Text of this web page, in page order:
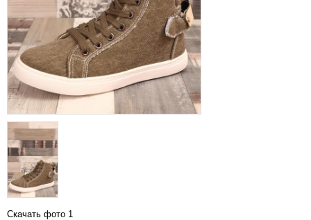
Скачать фото 1